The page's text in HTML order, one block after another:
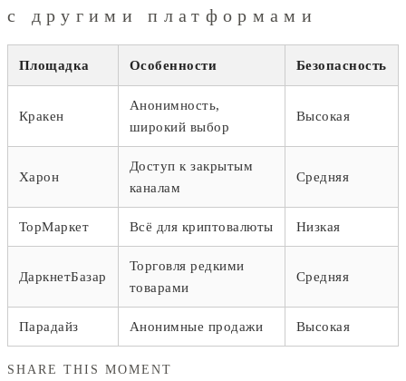
с другими платформами
Площадка Особенности Безопасность
Кракен
Анонимность,
широкий выбор
Высокая
Харон
Доступ к закрытым
каналам
Средняя
ТорМаркет Всё для криптовалюты Низкая
ДаркнетБазар
Торговля редкими
товарами
Средняя
Парадайз Анонимные продажи Высокая
SHARE THIS MOMENT